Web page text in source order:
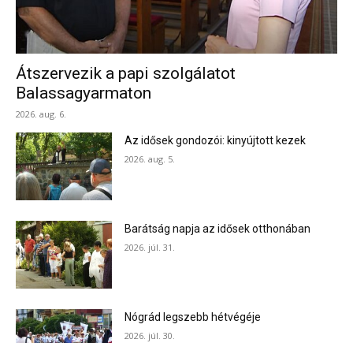
Átszervezik a papi szolgálatot
Balassagyarmaton
2026. aug. 6.
Az idősek gondozói: kinyújtott kezek
2026. aug. 5.
Barátság napja az idősek otthonában
2026. júl. 31.
Nógrád legszebb hétvégéje
2026. júl. 30.